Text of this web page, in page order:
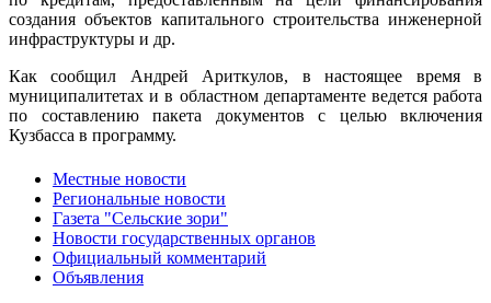
создания объектов капитального строительства инженерной
инфраструктуры и др.
Как сообщил Андрей Ариткулов, в настоящее время в
муниципалитетах и в областном департаменте ведется работа
по составлению пакета документов с целью включения
Кузбасса в программу.
Местные новости
Региональные новости
Газета "Сельские зори"
Новости государственных органов
Официальный комментарий
Объявления